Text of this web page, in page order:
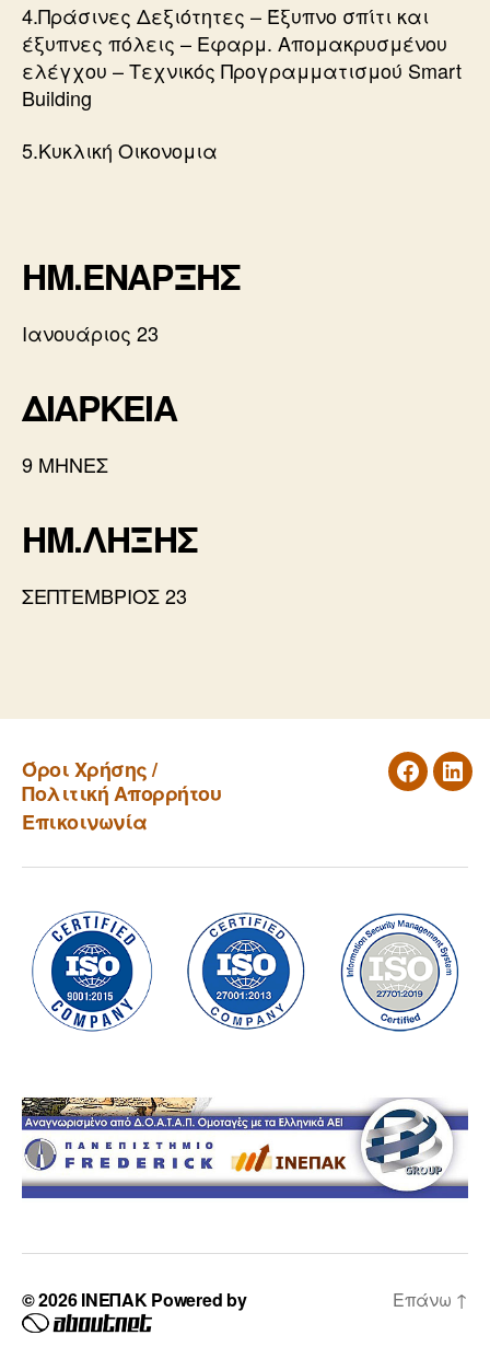
4.Πράσινες Δεξιότητες – Έξυπνο σπίτι και
έξυπνες πόλεις – Εφαρμ. Απομακρυσμένου
ελέγχου – Τεχνικός Προγραμματισμού Smart
Building
5.Κυκλική Οικονομια
ΗΜ.ΕΝΑΡΞΗΣ
Ιανουάριος 23
ΔΙΑΡΚΕΙΑ
9 ΜΗΝΕΣ
HM.ΛΗΞΗΣ
ΣΕΠΤΕΜΒΡΙΟΣ 23
αποκλεισμού)
→ Αίτηση συμμετοχής για το Ευρωπαϊκό
πρόγραμμα FEMINA
Όροι Χρήσης /
Πολιτική Απορρήτου
Επικοινωνία
Facebook
© 2026ΙΝΕΠΑΚPowered by Επάνω ↑